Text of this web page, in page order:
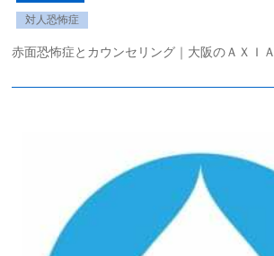
対人恐怖症
赤面恐怖症とカウンセリング｜大阪のＡＸＩＡ